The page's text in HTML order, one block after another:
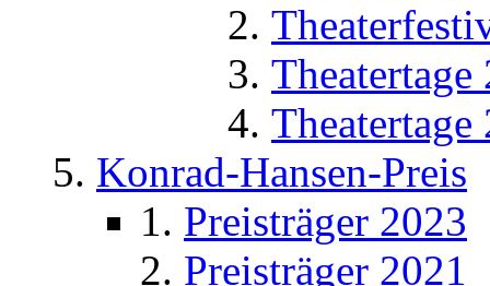
Theatertage
Theatertage
Konrad-Hansen-Preis
Preisträger 2023
Preisträger 2021